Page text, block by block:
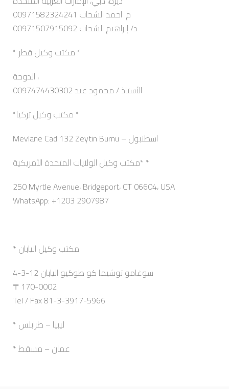
م. احمد الشحات 00971582324241
د/ إبراهيم الشحات 00971507915092
* مكتب وكيل قطر *
الدوحة ،
0097474430302 الأستاذ / محمود عيد
*مكتب وكيل تركيا *
Mevlane Cad 132 Zeytin Burnu – اسطنبول
مكتب وكيل الولايات المتحدة الأمريكية* *
250 Myrtle Avenue، Bridgeport، CT 06604، USA
WhatsApp: +1203 2907987
* مكتب وكيل اليابان
4-3-12 سوغامو توشيما كو طوكيو اليابان
〒170-0002
Tel / Fax 81-3-3917-5966
* ليبيا – طرابلس
* عمان – مسقط